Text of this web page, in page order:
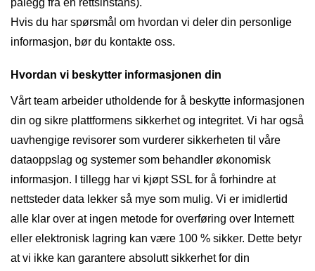
pålegg fra en rettsinstans).
Hvis du har spørsmål om hvordan vi deler din personlige
informasjon, bør du kontakte oss.
Hvordan vi beskytter informasjonen din
Vårt team arbeider utholdende for å beskytte informasjonen
din og sikre plattformens sikkerhet og integritet. Vi har også
uavhengige revisorer som vurderer sikkerheten til våre
dataoppslag og systemer som behandler økonomisk
informasjon. I tillegg har vi kjøpt SSL for å forhindre at
nettsteder data lekker så mye som mulig. Vi er imidlertid
alle klar over at ingen metode for overføring over Internett
eller elektronisk lagring kan være 100 % sikker. Dette betyr
at vi ikke kan garantere absolutt sikkerhet for din